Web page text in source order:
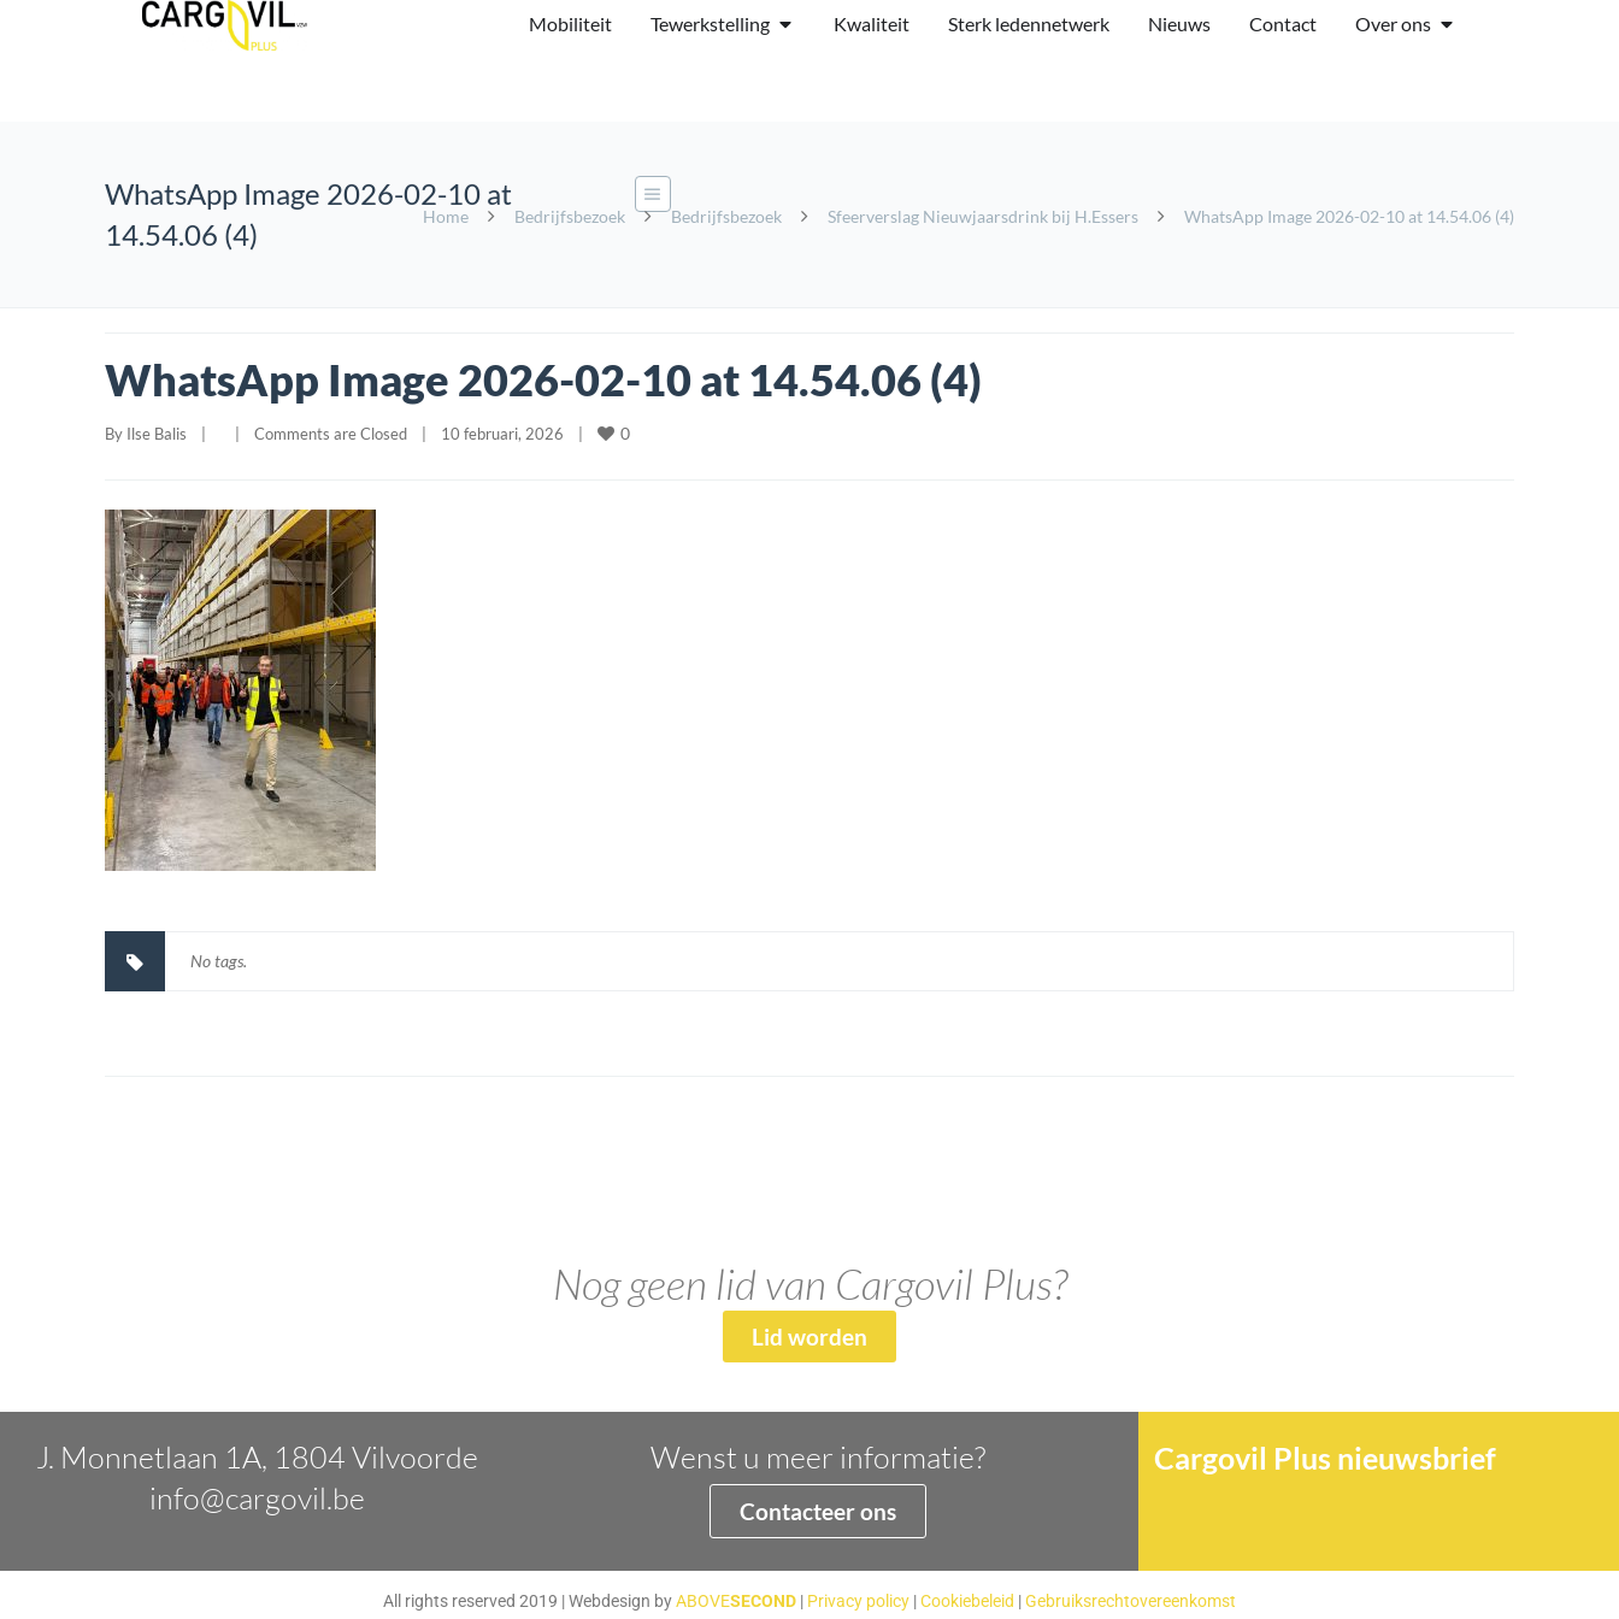
Mobiliteit Tewerkstelling Kwaliteit Sterk ledennetwerk Nieuws Contact Over ons
WhatsApp Image 2026-02-10 at
14.54.06 (4)
Home Bedrijfsbezoek Bedrijfsbezoek Sfeerverslag Nieuwjaarsdrink bij H.Essers WhatsApp Image 2026-02-10 at 14.54.06 (4)
WhatsApp Image 2026-02-10 at 14.54.06 (4)
By Ilse Balis Comments are Closed 10 februari, 2026 0
No tags.
Nog geen lid van Cargovil Plus?
Lid worden
J. Monnetlaan 1A, 1804 Vilvoorde
info@cargovil.be
Wenst u meer informatie?
Contacteer ons
Cargovil Plus nieuwsbrief
All rights reserved 2019 | Webdesign byABOVESECOND | Privacy policy |Cookiebeleid |Gebruiksrechtovereenkomst